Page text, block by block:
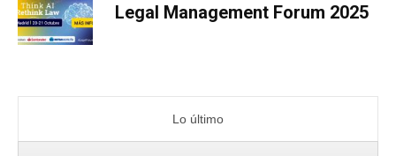
Legal Management Forum 2025
Lo último